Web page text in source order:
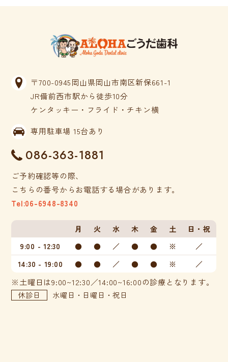
〒700-0945岡山県岡山市南区新保661-1
JR備前西市駅から徒歩10分
ケンタッキー・フライド・チキン横
専用駐車場 15台あり
086-363-1881
ご予約確認等の際、
こちらの番号からお電話する場合があります。
Tel:06-6948-8340
月 火 水 木 金 土
日・祝
9:00 - 12:30
● ● ／ ● ● ※
／
14:30 - 19:00
● ● ／ ● ● ※ ／
※土曜日は9:00~12:30／14:00~16:00の診療となります。
休診日 水曜日・日曜日・祝日